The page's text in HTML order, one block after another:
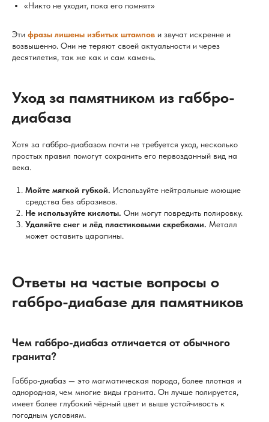
«Никто не уходит, пока его помнят»
Эти фразы лишены избитых штампов и звучат искренне и
возвышенно. Они не теряют своей актуальности и через
десятилетия, так же как и сам камень.
Уход за памятником из габбро-
диабаза
Хотя за габбро-диабазом почти не требуется уход, несколько
простых правил помогут сохранить его первозданный вид на
века.
Мойте мягкой губкой. Используйте нейтральные моющие
средства без абразивов.
Не используйте кислоты. Они могут повредить полировку.
Удаляйте снег и лёд пластиковыми скребками. Металл
может оставить царапины.
Ответы на частые вопросы о
габбро-диабазе для памятников
Чем габбро-диабаз отличается от обычного
гранита?
Габбро-диабаз — это магматическая порода, более плотная и
однородная, чем многие виды гранита. Он лучше полируется,
имеет более глубокий чёрный цвет и выше устойчивость к
погодным условиям.